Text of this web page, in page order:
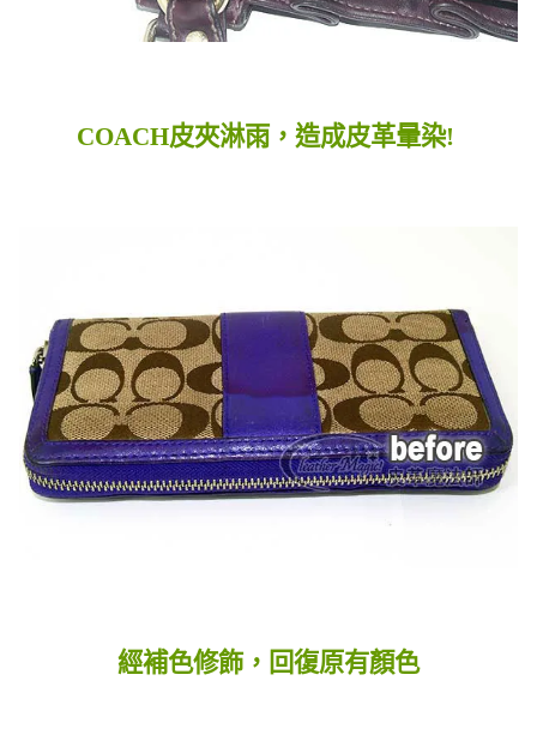
COACH皮夾淋雨，造成皮革暈染!
經補色修飾，回復原有顏色